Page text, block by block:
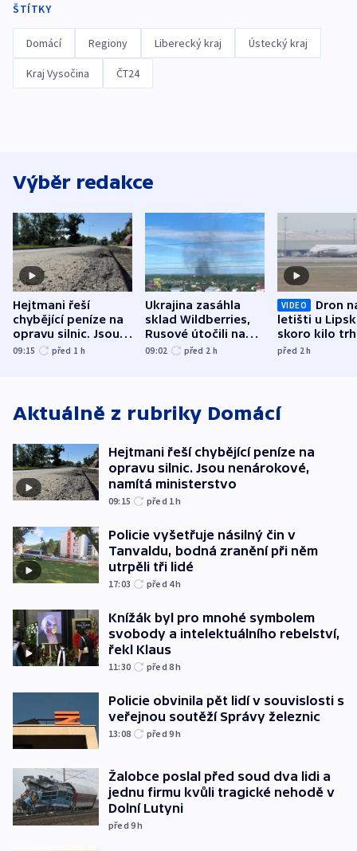
ŠTÍTKY
Domácí Regiony Liberecký kraj Ústecký kraj
Kraj Vysočina ČT24
Výběr redakce
Hejtmani řeší
chybějící peníze na
opravu silnic. Jsou
nenárokové, namítá
09:15 před 1 h
Ukrajina zasáhla
sklad Wildberries,
Rusové útočili na
trh, hasiče či
09:02 před 2 h
VIDEO
Dron
letišti u
skoro kilo
indicie
před 2h
Aktuálně z rubriky Domácí
Hejtmani řeší chybějící peníze na
opravu silnic. Jsou nenárokové,
namítá ministerstvo
09:15 před 1h
Policie vyšetřuje násilný čin v
Tanvaldu, bodná zranění při něm
utrpěli tři lidé
17:03 před 4h
Knížák byl pro mnohé symbolem
svobody a intelektuálního rebelství,
řekl Klaus
11:30 před 8h
Policie obvinila pět lidí v souvislosti s
veřejnou soutěží Správy železnic
13:08 před 9h
Žalobce poslal před soud dva lidi a
jednu firmu kvůli tragické nehodě v
Dolní Lutyni
před 9h